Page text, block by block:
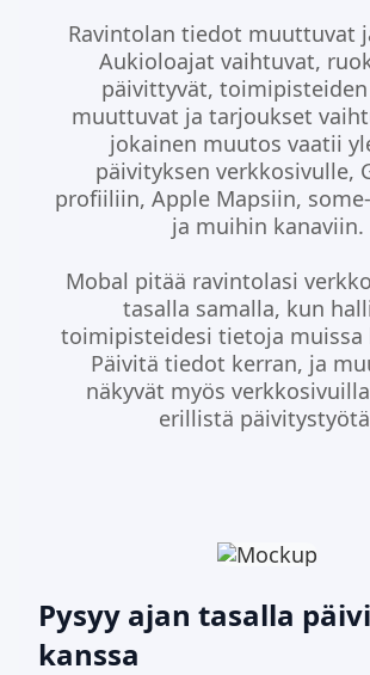
Ravintolan tiedot muuttuvat
Aukioloajat vaihtuvat,
päivittyvät,
muuttuvat ja tarjoukset
jokainen muutos vaatii
päivityksen verkkosivulle,
profiiliin, Apple Mapsiin,
ja muihin kanaviin.
Mobal pitää ravintolasi
tasalla samalla, kun
toimipisteidesi tietoja muissa
Päivitä tiedot kerran, ja
näkyvät myös
erillistä
Pysyy ajan tasalla
kanssa